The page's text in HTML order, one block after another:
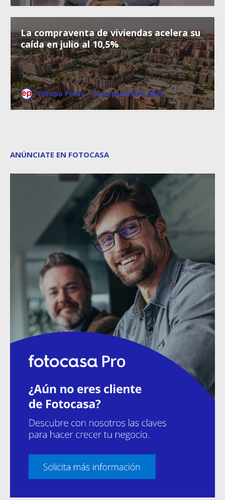
La compraventa de viviendas acelera su
caída en julio al 10,5%
Europa Press · 20 septiembre 2023
ANÚNCIATE EN FOTOCASA